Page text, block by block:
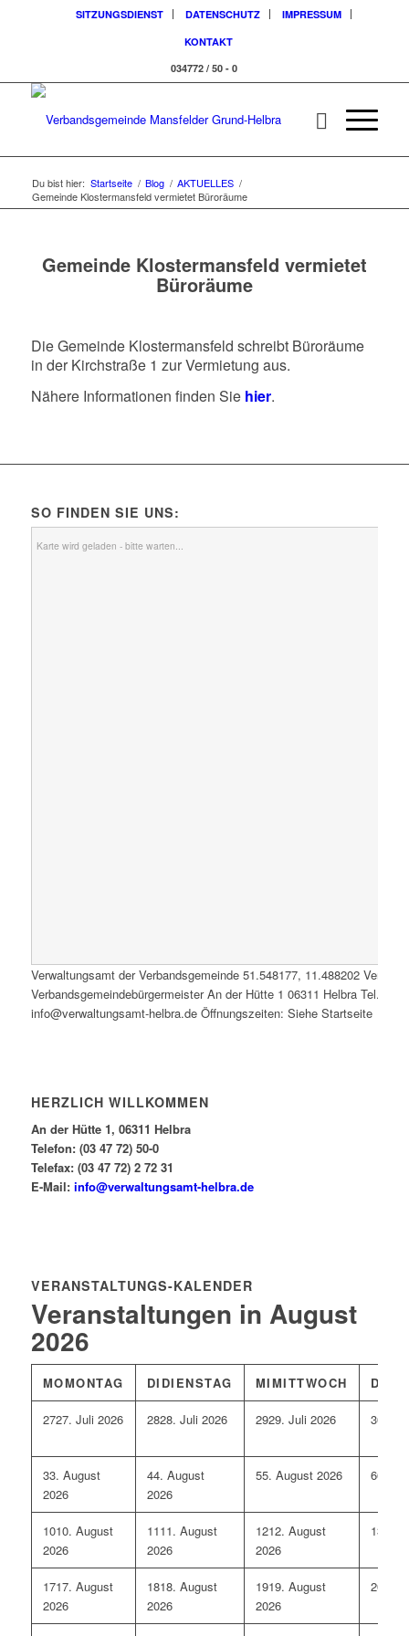
SITZUNGSDIENST DATENSCHUTZ
IMPRESSUM
KONTAKT
034772 / 50 - 0
Du bist hier: Startseite / Blog / AKTUELLES /
Gemeinde Klostermansfeld vermietet Büroräume
Gemeinde Klostermansfeld vermietet
Büroräume
Die Gemeinde Klostermansfeld schreibt Büroräume
in der Kirchstraße 1 zur Vermietung aus.
Nähere Informationen finden Sie hier.
SO FINDEN SIE UNS:
Karte wird geladen - bitte warten...
Verwaltungsamt der Verbandsgemeinde 51.548177, 11.488202
Verbandsgemeindebürgermeister An der Hütte 1 06311 Helbra Tel.:
info@verwaltungsamt-helbra.de Öffnungszeiten: Siehe Startseite
HERZLICH WILLKOMMEN
An der Hütte 1, 06311 Helbra
Telefon: (03 47 72) 50-0
Telefax: (03 47 72) 2 72 31
E-Mail: info@verwaltungsamt-helbra.de
VERANSTALTUNGS-KALENDER
Veranstaltungen in August
2026
MOMONTAG DI DIENSTAG MIMITTWOCH DO
2727. Juli 2026 2828. Juli 2026 2929. Juli 2026 30
33. August
2026
44. August
2026
55. August 2026 66.
1010. August
2026
1111. August
2026
1212. August
2026
13
1717. August
2026
1818. August
2026
1919. August
2026
20